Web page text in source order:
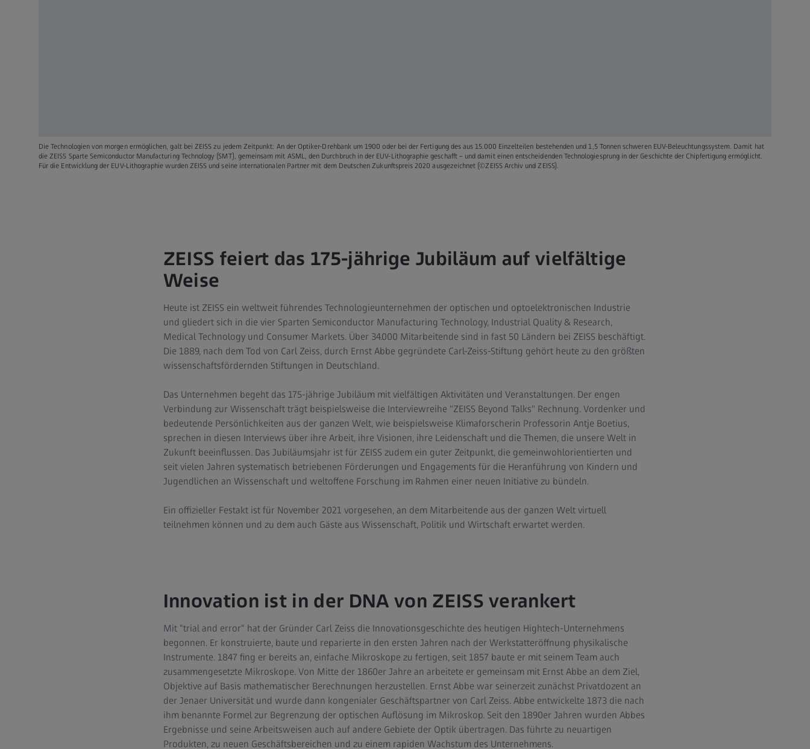
Die Technologien von morgen ermöglichen, galt bei ZEISS zu jedem Zeitpunkt: An der Optiker-Drehbank um 1900 oder bei der Fertigung des aus 15.000 Einzelteilen bestehenden und 1,5 Tonnen schweren EUV-Beleuchtungssystem. Damit hat
die ZEISS Sparte Semiconductor Manufacturing Technology (SMT), gemeinsam mit ASML, den Durchbruch in der EUV-Lithographie geschafft – und damit einen entscheidenden Technologiesprung in der Geschichte der Chipfertigung ermöglicht.
Für die Entwicklung der EUV-Lithographie wurden ZEISS und seine internationalen Partner mit dem Deutschen Zukunftspreis 2020 ausgezeichnet (©ZEISS Archiv und ZEISS).
ZEISS feiert das 175-jährige Jubiläum auf vielfältige
Weise
Heute ist ZEISS ein weltweit führendes Technologieunternehmen der optischen und optoelektronischen Industrie
und gliedert sich in die vier Sparten Semiconductor Manufacturing Technology, Industrial Quality & Research,
Medical Technology und Consumer Markets. Über 34.000 Mitarbeitende sind in fast 50 Ländern bei ZEISS beschäftigt.
Die 1889, nach dem Tod von Carl Zeiss, durch Ernst Abbe gegründete Carl-Zeiss-Stiftung gehört heute zu den größten
wissenschaftsfördernden Stiftungen in Deutschland.
Das Unternehmen begeht das 175-jährige Jubiläum mit vielfältigen Aktivitäten und Veranstaltungen. Der engen
Verbindung zur Wissenschaft trägt beispielsweise die Interviewreihe "ZEISS Beyond Talks" Rechnung. Vordenker und
bedeutende Persönlichkeiten aus der ganzen Welt, wie beispielsweise Klimaforscherin Professorin Antje Boetius,
sprechen in diesen Interviews über ihre Arbeit, ihre Visionen, ihre Leidenschaft und die Themen, die unsere Welt in
Zukunft beeinflussen. Das Jubiläumsjahr ist für ZEISS zudem ein guter Zeitpunkt, die gemeinwohlorientierten und
seit vielen Jahren systematisch betriebenen Förderungen und Engagements für die Heranführung von Kindern und
Jugendlichen an Wissenschaft und weltoffene Forschung im Rahmen einer neuen Initiative zu bündeln.
Ein offizieller Festakt ist für November 2021 vorgesehen, an dem Mitarbeitende aus der ganzen Welt virtuell
teilnehmen können und zu dem auch Gäste aus Wissenschaft, Politik und Wirtschaft erwartet werden.
Innovation ist in der DNA von ZEISS verankert
Mit “trial and error“ hat der Gründer Carl Zeiss die Innovationsgeschichte des heutigen Hightech-Unternehmens
begonnen. Er konstruierte, baute und reparierte in den ersten Jahren nach der Werkstatteröffnung physikalische
Instrumente. 1847 fing er bereits an, einfache Mikroskope zu fertigen, seit 1857 baute er mit seinem Team auch
zusammengesetzte Mikroskope. Von Mitte der 1860er Jahre an arbeitete er gemeinsam mit Ernst Abbe an dem Ziel,
Objektive auf Basis mathematischer Berechnungen herzustellen. Ernst Abbe war seinerzeit zunächst Privatdozent an
der Jenaer Universität und wurde dann kongenialer Geschäftspartner von Carl Zeiss. Abbe entwickelte 1873 die nach
ihm benannte Formel zur Begrenzung der optischen Auflösung im Mikroskop. Seit den 1890er Jahren wurden Abbes
Ergebnisse und seine Arbeitsweisen auch auf andere Gebiete der Optik übertragen. Das führte zu neuartigen
Produkten, zu neuen Geschäftsbereichen und zu einem rapiden Wachstum des Unternehmens.